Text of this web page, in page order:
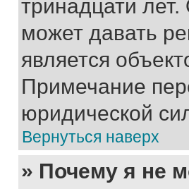
тринадцати
может давать
является
Примечание
юридической
Вернуться наверх
» Почему я не